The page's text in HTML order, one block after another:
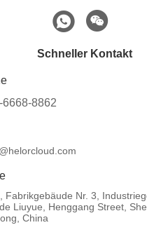
Schneller Kontakt
6668-8862
Fabrikgebäude Nr. 3,
Liuyue, Henggang Street,
China